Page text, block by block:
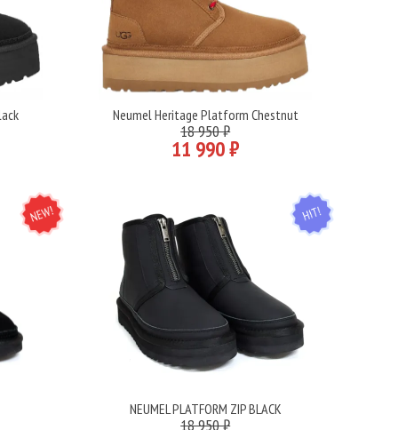
Подробнее
Neumel Heritage Platform Chestnut
18 950 ₽
11 990 ₽
NEW HIT
Подробнее
NEUMEL PLATFORM ZIP BLACK
18 950 ₽